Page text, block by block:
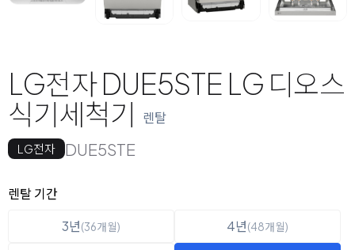
LG전자 DUE5STE LG 디오스
식기세척기
렌탈
LG전자 DUE5STE
옵션 선택
렌탈 선택
렌탈 기간
3년(36개월) 4년(48개월)